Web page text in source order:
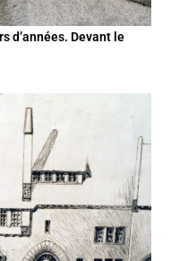
d’années. Devant le